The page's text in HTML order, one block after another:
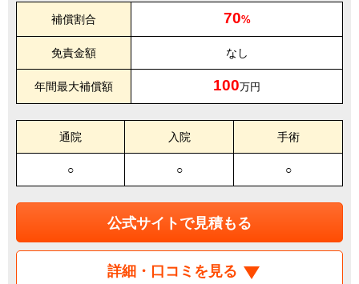
補償割合 70%
免責金額 なし
年間最大補償額 100万円
通院 入院 手術
○ ○ ○
公式サイトで見積もる
詳細・口コミを見る